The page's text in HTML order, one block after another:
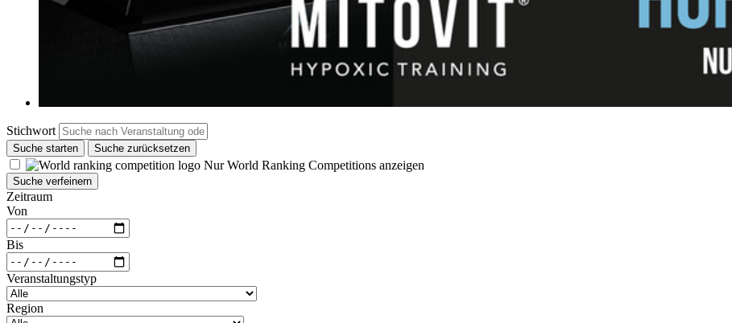
Stichwort
Suche starten Suche zurücksetzen
Nur World Ranking Competitions anzeigen
Suche verfeinern
Zeitraum
Von
Bis
Veranstaltungstyp
Region